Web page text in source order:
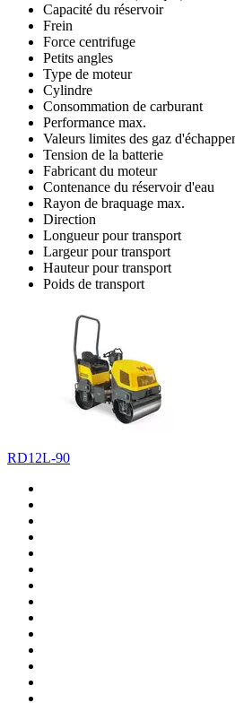
Capacité du réservoir
Frein
Force centrifuge
Petits angles
Type de moteur
Cylindre
Consommation de carburant
Performance max.
Valeurs limites des gaz
Tension de la batterie
Fabricant du moteur
Contenance du réservoir d'eau
Rayon de braquage max.
Direction
Longueur pour transport
Largeur pour transport
Hauteur pour transport
Poids de transport
RD12L-90